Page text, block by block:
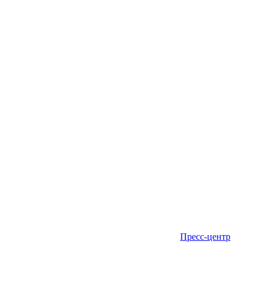
Пресс-центр